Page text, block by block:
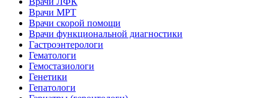
Врачи МРТ
Врачи скорой помощи
Врачи функциональной диагностики
Гастроэнтерологи
Гематологи
Гемостазиологи
Генетики
Гепатологи